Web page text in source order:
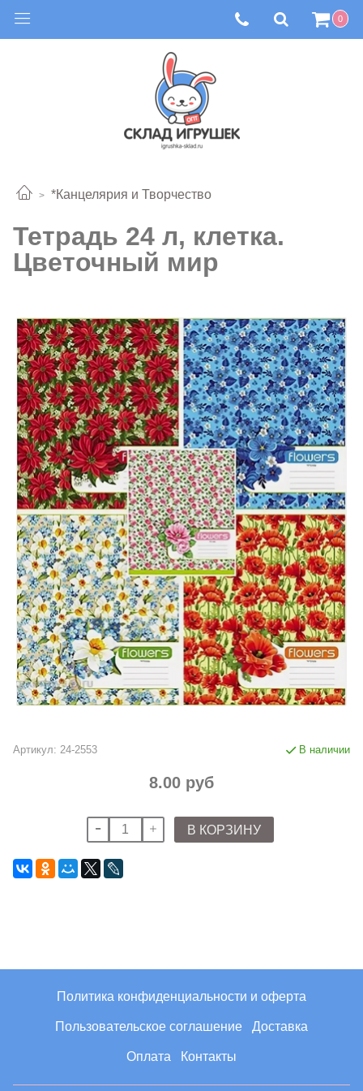
0
*Канцелярия и Творчество
Тетрадь 24 л, клетка.
Цветочный мир
Артикул: 24-2553 В наличии
8.00 руб
В КОРЗИНУ
Политика конфиденциальности и оферта
Пользовательское соглашение Доставка
Оплата Контакты